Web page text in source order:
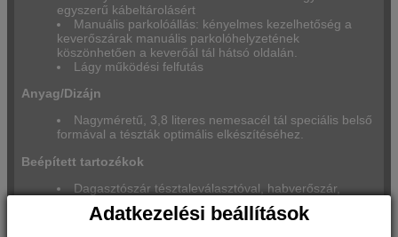
egyszerű kábeltárolásért
Manuális parkolóállás: kényelmes kezelhetőség a
keverőszárak manuális parkolóhelyzetének
köszönhetően a keverőál tál hátsó oldalán.
Lágy működési felfutás
Anyag/Dizájn
Nagyméretű, 3,8 literes nemesacél tál speciális belső
formával a tészták optimális elkészítéséhez.
Beépített tartozékok
Dagasztószár tésztaleválasztóval, habverőszár,
3 féle szeletelő/reszelőkorong (1–1 kétoldalas
Adatkezelési beállítások